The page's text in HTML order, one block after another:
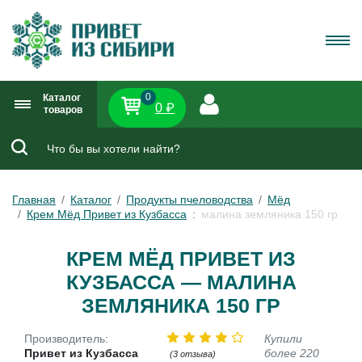
Каталог
товаров
0
0 ₽
Главная Каталог Продукты пчеловодства
Мёд
Крем Мёд Привет из Кузбасса
малина земляника 150 гр
КРЕМ МЁД ПРИВЕТ ИЗ
КУЗБАССА — МАЛИНА
ЗЕМЛЯНИКА 150 ГР
Производитель:
Привет из Кузбасса
(3 отзыва)
Купили
более 220